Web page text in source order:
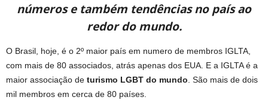
números e também tendências no país ao
redor do mundo.
O Brasil, hoje, é o 2º maior país em numero de membros IGLTA,
com mais de 80 associados, atrás apenas dos EUA. E a IGLTA é a
maior associação de turismo LGBT do mundo . São mais de dois
mil membros em cerca de 80 países.